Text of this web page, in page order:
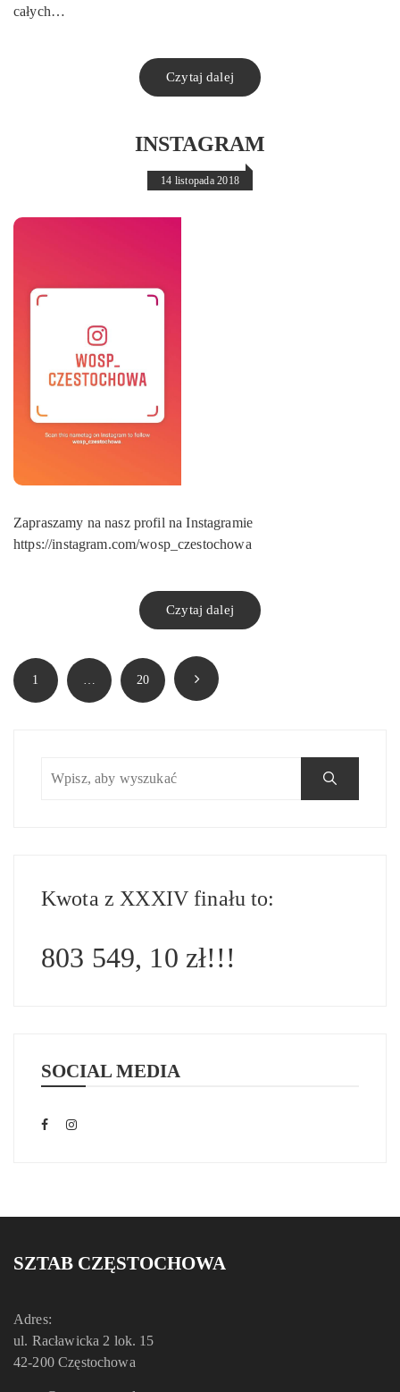
całych…
Czytaj dalej
INSTAGRAM
14 listopada 2018
Zapraszamy na nasz profil na Instagramie
https://instagram.com/wosp_czestochowa
Czytaj dalej
Stronicowanie
wpisów
1 20
Kwota z XXXIV finału to:
803 549, 10 zł!!!
SOCIAL MEDIA
SZTAB CZĘSTOCHOWA
Adres:
ul. Racławicka 2 lok. 15
42-200 Częstochowa